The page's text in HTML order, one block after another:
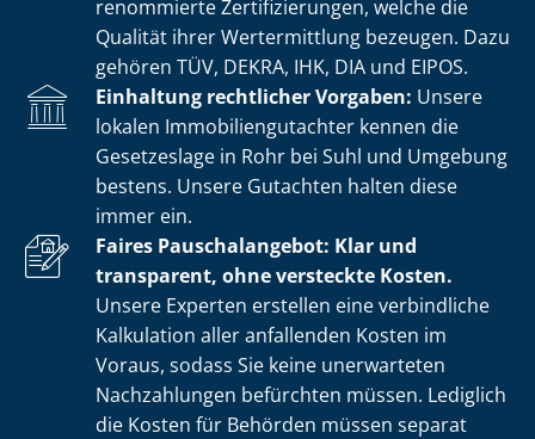
renommierte Zer­ti­fi­zie­run­gen, welche die
Qualität ihrer Wertermittlung bezeugen. Dazu
gehören TÜV, DEKRA, IHK, DIA und EIPOS.
Einhaltung rechtlicher Vorgaben: Unsere
lokalen Im­mo­bi­li­en­gut­ach­ter kennen die
Gesetzeslage in Rohr bei Suhl und Umgebung
bestens. Unsere Gutachten halten diese
immer ein.
Faires Pauschalangebot: Klar und
transparent, ohne versteckte Kosten.
Unsere Experten erstellen eine verbindliche
Kalkulation aller anfallenden Kosten im
Voraus, sodass Sie keine unerwarteten
Nachzahlungen befürchten müssen. Lediglich
die Kosten für Behörden müssen separat